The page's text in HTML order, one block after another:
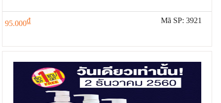
95.000đ Mã SP: 3921